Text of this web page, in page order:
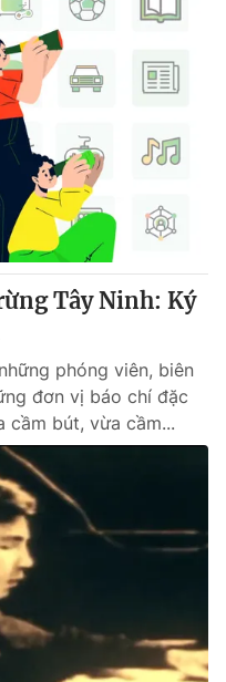
Tây Ninh: Ký
phóng viên, biên
đơn vị báo chí đặc
cầm bút, vừa cầm...